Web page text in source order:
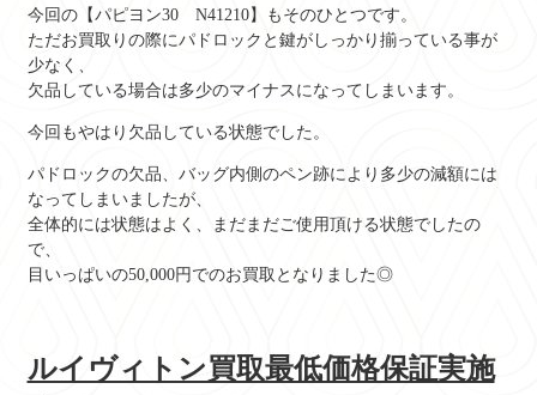
今回の【パピヨン30 N41210】もそのひとつです。
ただお買取りの際にパドロックと鍵がしっかり揃っている事が
少なく、
欠品している場合は多少のマイナスになってしまいます。
今回もやはり欠品している状態でした。
パドロックの欠品、バッグ内側のペン跡により多少の減額には
なってしまいましたが、
全体的には状態はよく、まだまだご使用頂ける状態でしたの
で、
目いっぱいの50,000円でのお買取となりました◎
ルイヴィトン買取最低価格保証実施